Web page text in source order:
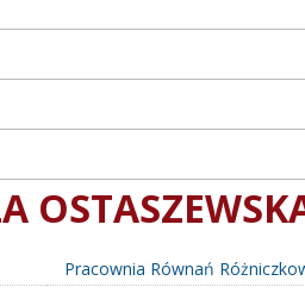
Pracownia Równań